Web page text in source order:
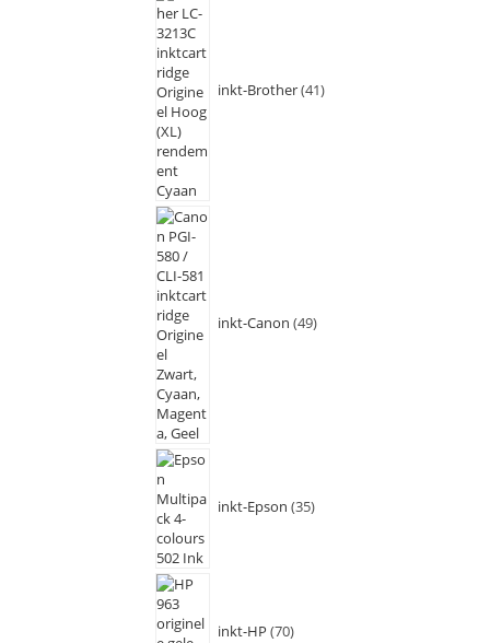
inkt-Brother 41
inkt-Canon 49
inkt-Epson 35
inkt-HP 70